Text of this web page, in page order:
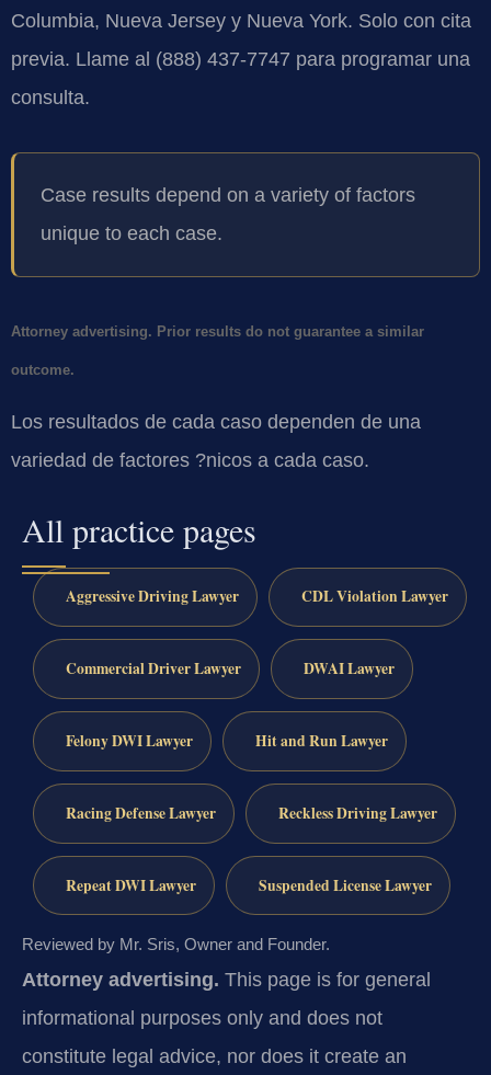
Columbia, Nueva Jersey y Nueva York. Solo con cita
previa. Llame al (888) 437-7747 para programar una
consulta.
Case results depend on a variety of factors
unique to each case.
Attorney advertising. Prior results do not guarantee a similar
outcome.
Los resultados de cada caso dependen de una
variedad de factores ?nicos a cada caso.
All practice pages
Aggressive Driving Lawyer CDL Violation Lawyer
Commercial Driver Lawyer DWAI Lawyer
Felony DWI Lawyer Hit and Run Lawyer
Racing Defense Lawyer Reckless Driving Lawyer
Repeat DWI Lawyer Suspended License Lawyer
Reviewed by Mr. Sris, Owner and Founder.
Attorney advertising. This page is for general
informational purposes only and does not
constitute legal advice, nor does it create an